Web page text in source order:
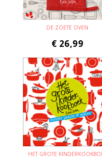
DE ZOETE OVEN
€ 26,99
HET GROTE